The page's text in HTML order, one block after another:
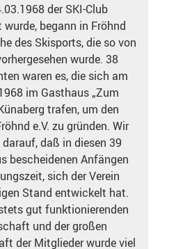
der SKI-Club
wurde, begann in Fröhnd
des Skisports, die so von
wurde. 38
waren es, die sich am
im Gasthaus „Zum
trafen, um den
e.V. zu gründen. Wir
daß in diesen 39
bescheidenen Anfängen
sich der Verein
Stand entwickelt hat.
gut funktionierenden
und der großen
der Mitglieder wurde viel